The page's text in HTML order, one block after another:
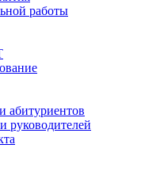
работы
абитуриентов
руководителей